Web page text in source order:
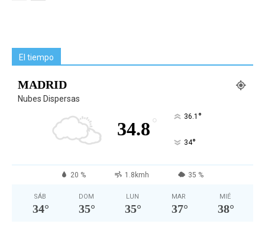
El tiempo
MADRID
Nubes Dispersas
34.8 ° 36.1 °
34°
20 % 1.8kmh 35 %
SÁB
34°
DOM
35°
LUN
35°
MAR
37°
MIÉ
38°